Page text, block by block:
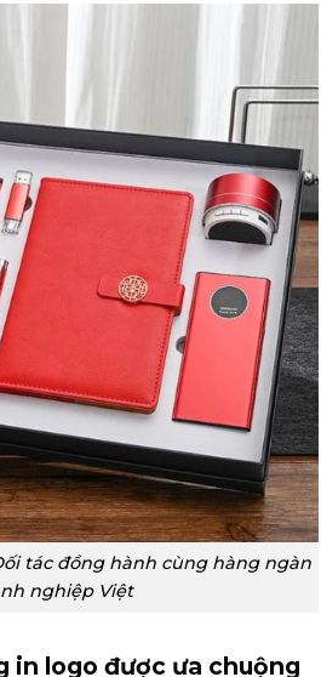
tác đồng hành cùng hàng ngàn
nghiệp Việt
in logo được ưa chuộng